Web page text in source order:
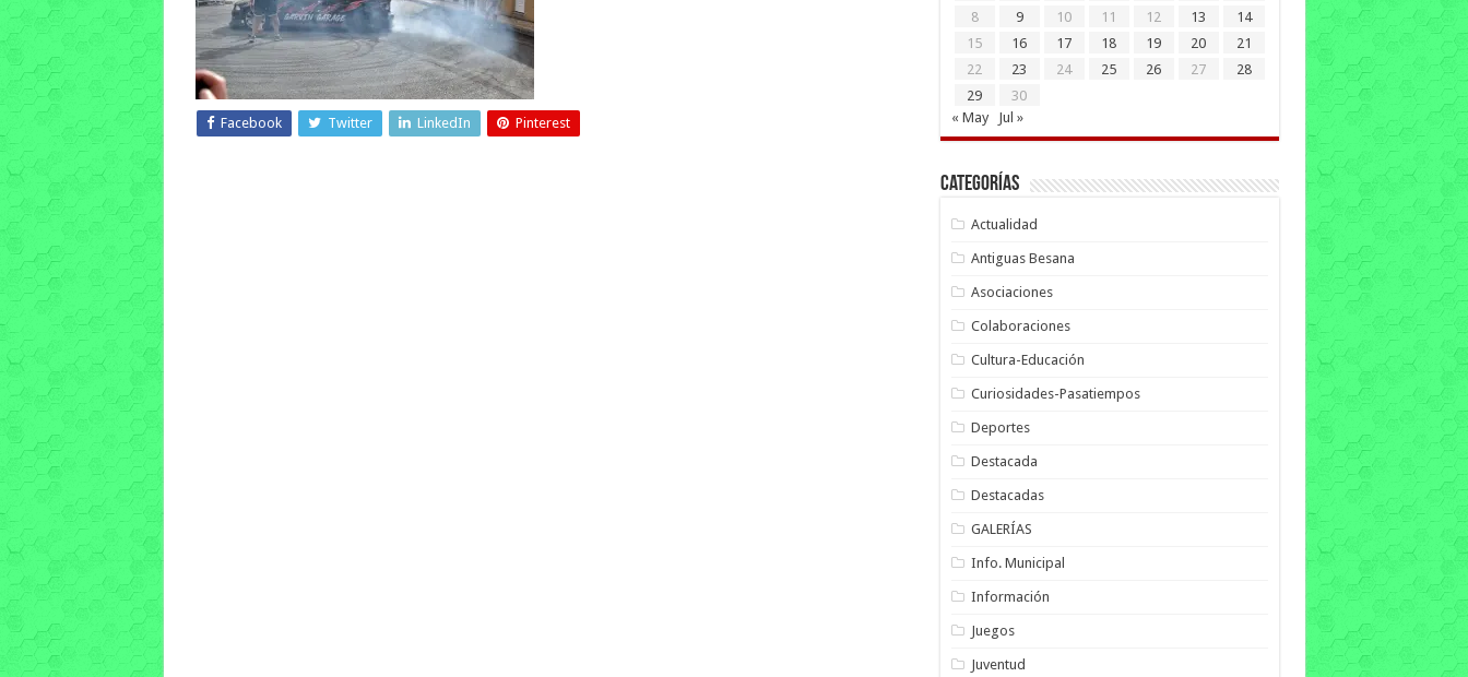
Facebook Twitter LinkedIn Pinterest
8
9 10 11 12 13
14
15
16 17 18 19 20
21
22
23 24 25 26 27
28
29
30
« May
Jul »
Categorías
Actualidad
Antiguas Besana
Asociaciones
Colaboraciones
Cultura-Educación
Curiosidades-Pasatiempos
Deportes
Destacada
Destacadas
GALERÍAS
Info. Municipal
Información
Juegos
Juventud